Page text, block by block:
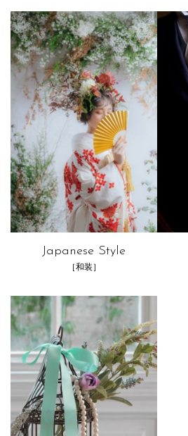
Japanese Style
［和装］